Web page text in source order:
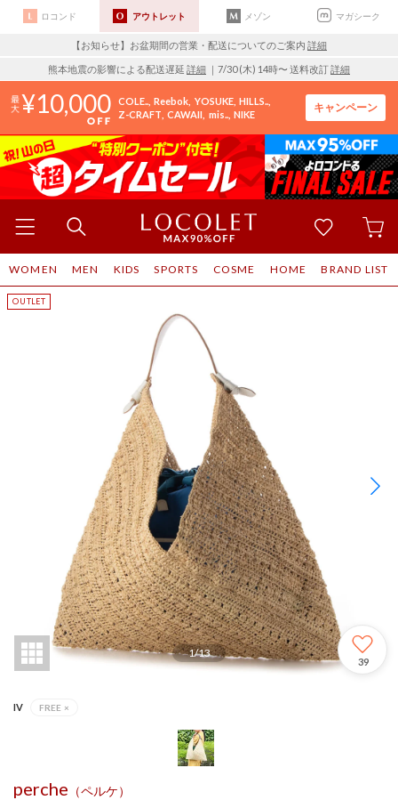
ロコンド アウトレット メゾン マガシーク
【お知らせ】お盆期間の営業・配送についてのご案内 詳細
熊本地震の影響による配送遅延 詳細 ｜7/30 (木) 14時〜 送料改訂詳細
10,000 COLE.. Reebok YOSUKE HILLS..
Z-CRAFT CAWAII mis.. NIKE
キャンペーン
WOMEN MEN KIDS SPORTS COSME HOME BRAND LIST
1/13
39
IV FREE ×
perche （ペルケ）